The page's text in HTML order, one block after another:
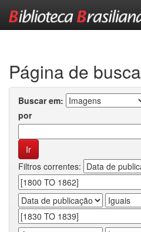
Página de busca
Buscar em:
por
Filtros correntes: